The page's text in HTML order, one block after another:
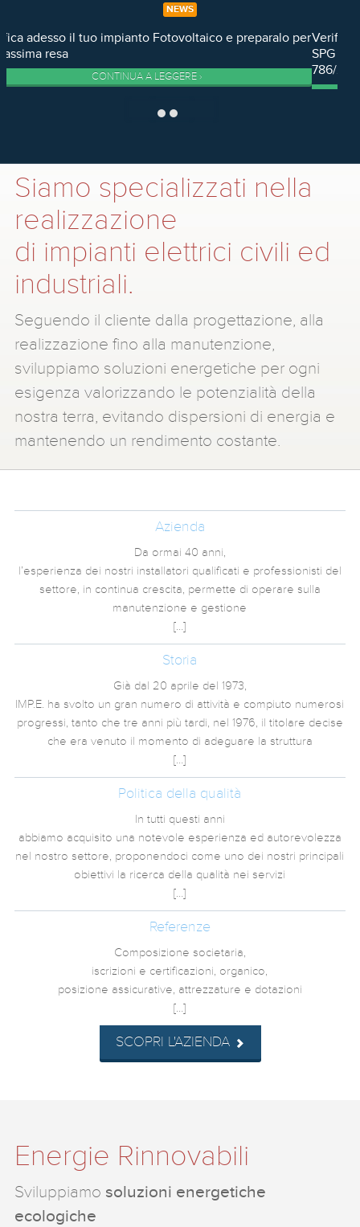
NEWS
Verifica Centralina di interfaccia SPI e protezione generale
SPG con cassetta prova relè certificata delibera AEEGSI
786/2016 REEL
Siamo specializzati nella
realizzazione
di impianti elettrici civili ed
industriali.
Seguendo il cliente dalla progettazione, alla
realizzazione fino alla manutenzione,
sviluppiamo soluzioni energetiche per ogni
esigenza valorizzando le potenzialità della
nostra terra, evitando dispersioni di energia e
mantenendo un rendimento costante.
Azienda
Da ormai 40 anni,
l’esperienza dei nostri installatori qualificati e professionisti del
settore, in continua crescita, permette di operare sulla
manutenzione e gestione
[…]
Storia
Già dal 20 aprile del 1973,
IMP.E. ha svolto un gran numero di attività e compiuto numerosi
progressi, tanto che tre anni più tardi, nel 1976, il titolare decise
che era venuto il momento di adeguare la struttura
[…]
Politica della qualità
In tutti questi anni
abbiamo acquisito una notevole esperienza ed autorevolezza
nel nostro settore, proponendoci come uno dei nostri principali
obiettivi la ricerca della qualità nei servizi
[…]
Referenze
Composizione societaria,
iscrizioni e certificazioni, organico,
posizione assicurative, attrezzature e dotazioni
[…]
SCOPRI L'AZIENDA
Energie Rinnovabili
Sviluppiamo soluzioni energetiche
ecologiche